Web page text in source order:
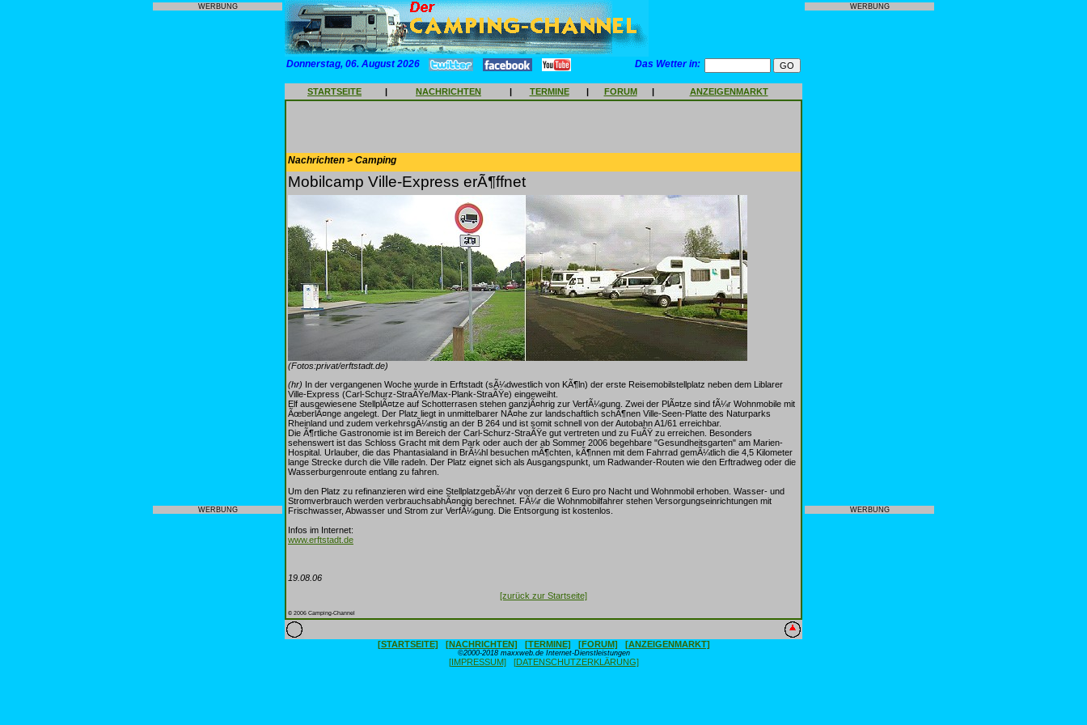
WERBUNG
WERBUNG
Donnerstag, 06. August 2026 Das Wetter in:
STARTSEITE | NACHRICHTEN | TERMINE | FORUM | ANZEIGENMARKT
Nachrichten > Camping
Mobilcamp Ville-Express erÃ¶ffnet
(Fotos:privat/erftstadt.de)
(hr) In der vergangenen Woche wurde in Erftstadt (sÃ¼dwestlich von KÃ¶ln) der erste Reisemobilstellplatz neben dem Liblarer
Ville-Express (Carl-Schurz-StraÃŸe/Max-Plank-StraÃŸe) eingeweiht.
Elf ausgewiesene StellplÃ¤tze auf Schotterrasen stehen ganzjÃ¤hrig zur VerfÃ¼gung. Zwei der PlÃ¤tze sind fÃ¼r Wohnmobile mit
ÃœberlÃ¤nge angelegt. Der Platz liegt in unmittelbarer NÃ¤he zur landschaftlich schÃ¶nen Ville-Seen-Platte des Naturparks
Rheinland und zudem verkehrsgÃ¼nstig an der B 264 und ist somit schnell von der Autobahn A1/61 erreichbar.
Die Ã¶rtliche Gastronomie ist im Bereich der Carl-Schurz-StraÃŸe gut vertreten und zu FuÃŸ zu erreichen. Besonders
sehenswert ist das Schloss Gracht mit dem Park oder auch der ab Sommer 2006 begehbare "Gesundheitsgarten" am Marien-
Hospital. Urlauber, die das Phantasialand in BrÃ¼hl besuchen mÃ¶chten, kÃ¶nnen mit dem Fahrrad gemÃ¼tlich die 4,5 Kilometer
lange Strecke durch die Ville radeln. Der Platz eignet sich als Ausgangspunkt, um Radwander-Routen wie den Erftradweg oder die
Wasserburgenroute entlang zu fahren.
Um den Platz zu refinanzieren wird eine StellplatzgebÃ¼hr von derzeit 6 Euro pro Nacht und Wohnmobil erhoben. Wasser- und
Stromverbrauch werden verbrauchsabhÃ¤ngig berechnet. FÃ¼r die Wohnmobilfahrer stehen Versorgungseinrichtungen mit
Frischwasser, Abwasser und Strom zur VerfÃ¼gung. Die Entsorgung ist kostenlos.
Infos im Internet:
www.erftstadt.de
19.08.06
[zurück zur Startseite]
© 2006 Camping-Channel
[STARTSEITE] [NACHRICHTEN] [TERMINE] [FORUM] [ANZEIGENMARKT]
©2000-2018 maxxweb.de Internet-Dienstleistungen
[IMPRESSUM] [DATENSCHUTZERKLÄRUNG]
WERBUNG
WERBUNG